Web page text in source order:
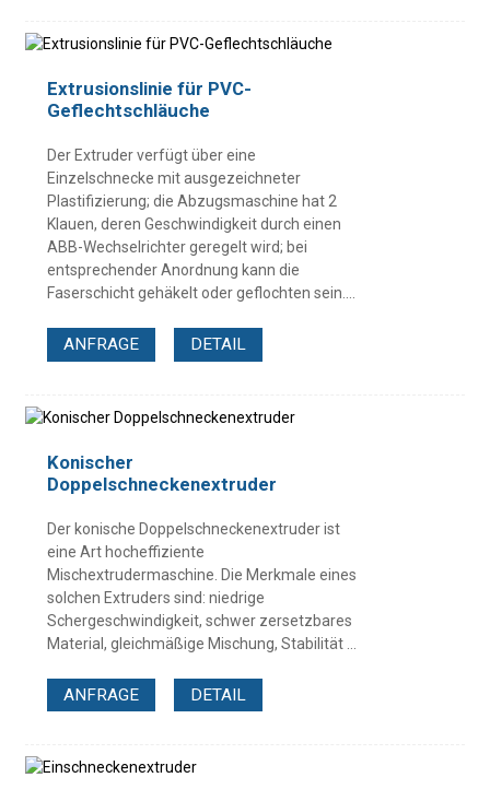
Extrusionslinie für PVC-
Geflechtschläuche
Der Extruder verfügt über eine
Einzelschnecke mit ausgezeichneter
Plastifizierung; die Abzugsmaschine hat 2
Klauen, deren Geschwindigkeit durch einen
ABB-Wechselrichter geregelt wird; bei
entsprechender Anordnung kann die
Faserschicht gehäkelt oder geflochten sein....
ANFRAGE DETAIL
Konischer
Doppelschneckenextruder
Der konische Doppelschneckenextruder ist
eine Art hocheffiziente
Mischextrudermaschine. Die Merkmale eines
solchen Extruders sind: niedrige
Schergeschwindigkeit, schwer zersetzbares
Material, gleichmäßige Mischung, Stabilität ...
ANFRAGE DETAIL